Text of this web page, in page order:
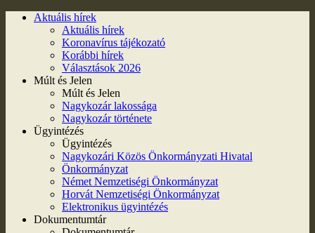
Aktuális hírek
Aktuális hírek
Koronavírus tájékozató
Korábbi hírek
Választások 2026
Múlt és Jelen
Múlt és Jelen
Nagykozár lakossága
Nagykozár története
Ügyintézés
Ügyintézés
Nagykozári Közös Önkormányzati Hivatal
Önkormányzat
Német Nemzetiségi Önkormányzat
Horvát Nemzetiségi Önkormányzat
Elektronikus ügyintézés
Dokumentumtár